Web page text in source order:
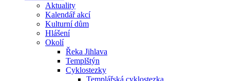
Aktuality
Kalendář akcí
Kulturní dům
Hlášení
Okolí
Řeka Jihlava
Templštýn
Cyklostezky
Templářská cyklostezka